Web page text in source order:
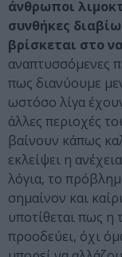
άνθρωποι
συνθήκες
βρίσκεται στο
αναπτυσσόμενες
πως διανύουμε
ωστόσο λίγα
άλλες περιοχές
βαίνουν κάπως
εκλείψει η
λόγια, το
σημαίνον και
υποτίθεται πως η
προοδεύει, όχι